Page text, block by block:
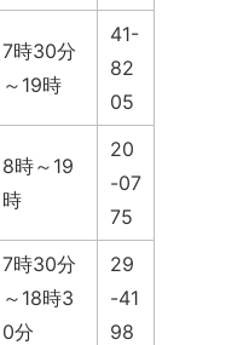
7時30分
～19時
41-
82
05
8時～19
時
20
-07
75
7時30分
～18時3
0分
29
-41
98